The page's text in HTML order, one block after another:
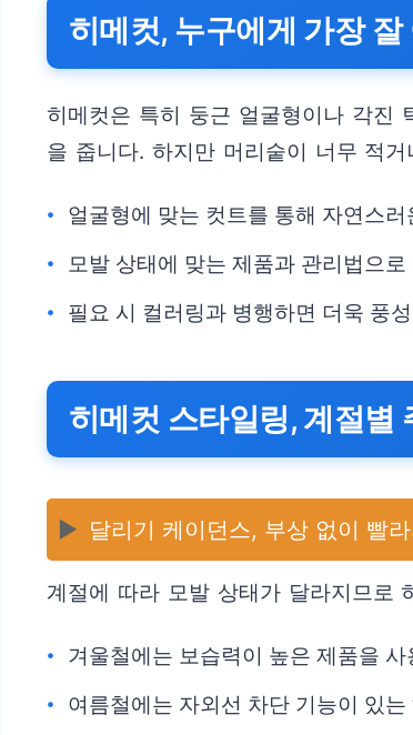
히메컷, 누구에게 가장 잘
히메컷은 특히 둥근 얼굴형이나 각진
을 줍니다. 하지만 머리숱이 너무 적
얼굴형에 맞는 컷트를 통해 자연스
모발 상태에 맞는 제품과 관리법으
필요 시 컬러링과 병행하면 더욱 풍
히메컷 스타일링, 계절별
▶️ 달리기 케이던스, 부상 없이 빨
계절에 따라 모발 상태가 달라지므로
겨울철에는 보습력이 높은 제품을
여름철에는 자외선 차단 기능이 있